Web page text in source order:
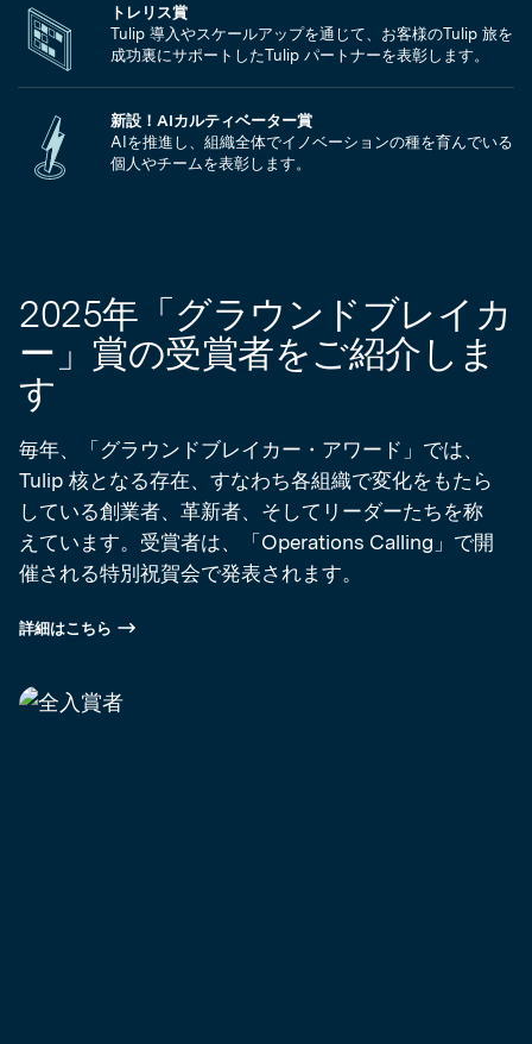
トレリス賞
Tulip 導入やスケールアップを通じて、お客様のTulip 旅を
成功裏にサポートしたTulip パートナーを表彰します。
新設！AIカルティベーター賞
AIを推進し、組織全体でイノベーションの種を育んでいる
個人やチームを表彰します。
2025年「グラウンドブレイカ
ー」賞の受賞者をご紹介しま
す
毎年、「グラウンドブレイカー・アワード」では、
Tulip 核となる存在、すなわち各組織で変化をもたら
している創業者、革新者、そしてリーダーたちを称
えています。受賞者は、「Operations Calling」で開
催される特別祝賀会で発表されます。
詳細はこちら